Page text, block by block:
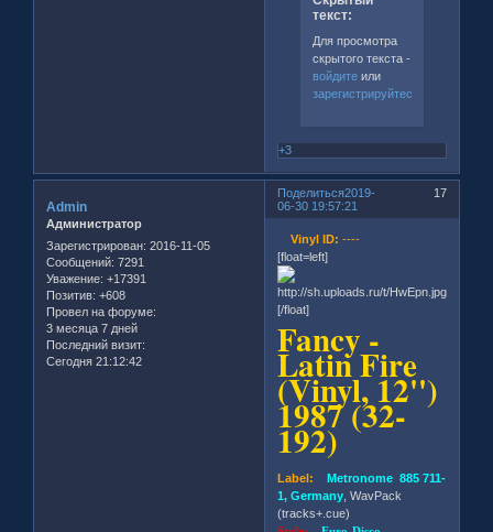
текст:
Для просмотра
скрытого текста -
войдитеили
зарегистрируйтесь
+3
Поделиться 17
2019-
06-30 19:57:21
Admin
Администратор
Зарегистрирован: 2016-11-05
Сообщений: 7291
Уважение: +17391
Позитив: +608
Провел на форуме:
3 месяца 7 дней
Последний визит:
Сегодня 21:12:42
Vinyl ID: ----
[float=left]
[/float]
Fancy -
Latin Fire
(Vinyl, 12'')
1987 (32-
192)
Label: Metronome 885 711-
1, Germany , WavPack
(tracks+.cue)